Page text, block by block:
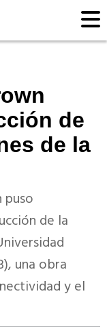
de
de la
de la
una obra
y el